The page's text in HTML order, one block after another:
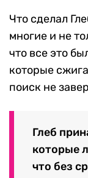
Что сделал
многие и не
что все это
которые
поиск не
Глеб
которые
что без